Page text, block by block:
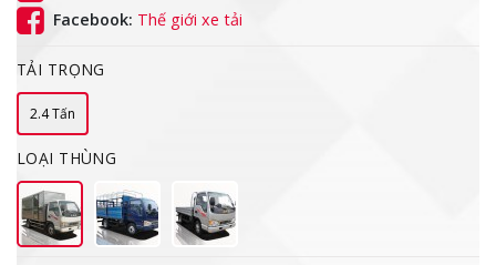
Facebook: Thế giới xe tải
TẢI TRỌNG
2.4 Tấn
LOẠI THÙNG